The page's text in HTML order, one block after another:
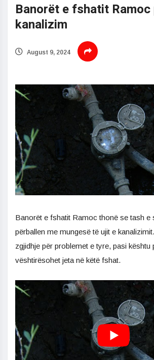
Banorët e fshatit Ramoc
kanalizim
August 9, 2024
Banorët e fshatit Ramoc thonë se tash e
përballen me mungesë të ujit e
zgjidhje për problemet e tyre, pasi kështu
vështirësohet jeta në këtë fshat.